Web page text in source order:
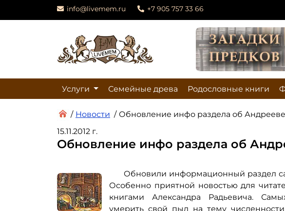
info@livemem.ru +7 905 757 33 66
Услуги Семейные древа Родословные книги
/ Новости / Обновление инфо раздела об
15.11.2012 г.
Обновление инфо раздела об
Обновили информационный раздел
Особенно приятной новостью для
книгами Александра Радьевича.
умерить свой пыл на тему